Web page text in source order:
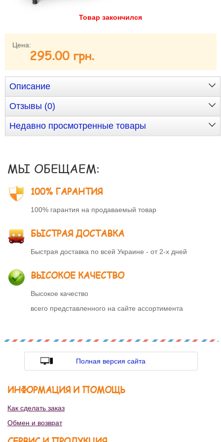
Регистрация
Товар закончился
Цена:
295.00 грн.
Описание
Отзывы (0)
Недавно просмотренные товары
МЫ ОБЕЩАЕМ:
100% ГАРАНТИЯ
100% гарантия на продаваемый товар
БЫСТРАЯ ДОСТАВКА
Быстрая доставка по всей Украине - от 2-х дней
ВЫСОКОЕ КАЧЕСТВО
Высокое качество
всего представленного на сайте ассортимента
Полная версия сайта
ИНФОРМАЦИЯ И ПОМОЩЬ
Как сделать заказ
Обмен и возврат